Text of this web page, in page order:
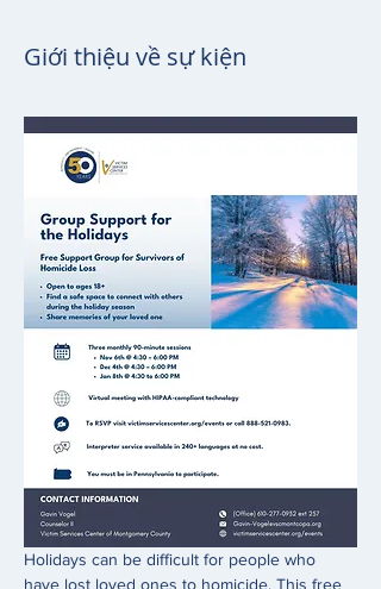
Giới thiệu về sự kiện
Holidays can be difficult for people who
have lost loved ones to homicide. This free